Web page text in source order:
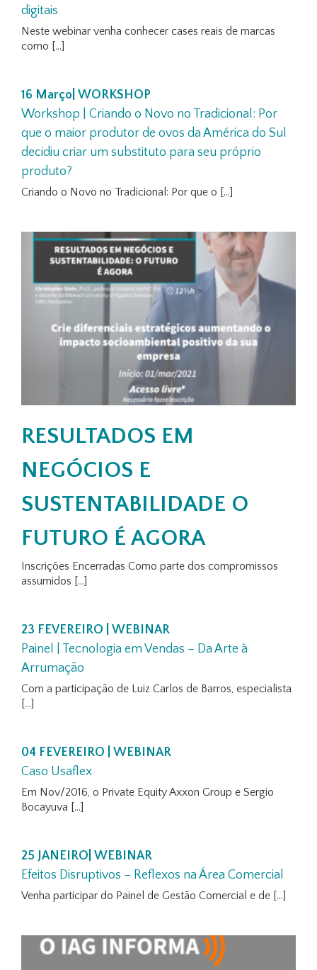
digitais
Neste webinar venha conhecer cases reais de marcas
como [...]
16 Março| WORKSHOP
Workshop | Criando o Novo no Tradicional: Por
que o maior produtor de ovos da América do Sul
decidiu criar um substituto para seu próprio
produto?
Criando o Novo no Tradicional: Por que o [...]
RESULTADOS EM
NEGÓCIOS E
SUSTENTABILIDADE O
FUTURO É AGORA
Inscrições Encerradas Como parte dos compromissos
assumidos [...]
23 FEVEREIRO | WEBINAR
Painel | Tecnologia em Vendas – Da Arte à
Arrumação
Com a participação de Luiz Carlos de Barros, especialista
[...]
04 FEVEREIRO | WEBINAR
Caso Usaflex
Em Nov/2016, o Private Equity Axxon Group e Sergio
Bocayuva [...]
25 JANEIRO| WEBINAR
Efeitos Disruptivos – Reflexos na Área Comercial
Venha participar do Painel de Gestão Comercial e de [...]